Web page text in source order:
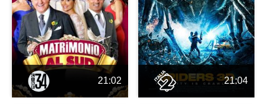
21:02 21:04